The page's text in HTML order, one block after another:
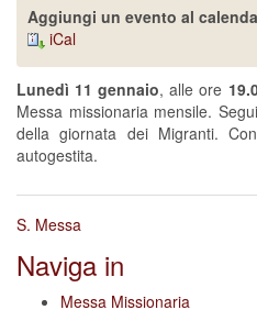
Aggiungi un evento al
iCal
Lunedì 11 gennaio, alle ore
Messa missionaria mensile.
della giornata dei Migranti.
autogestita.
S. Messa
Naviga in
Messa Missionaria